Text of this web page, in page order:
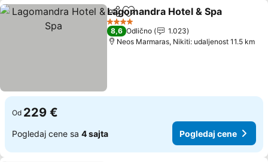
Deli Dodati u favorite
Lagomandra Hotel & Spa
4 Zvezdice
8,6 Odlično
1.023
Neos Marmaras, Nikiti: udaljenost 11.5 km
Od 229 €
Pogledaj cene sa 4 sajta Pogledaj cene